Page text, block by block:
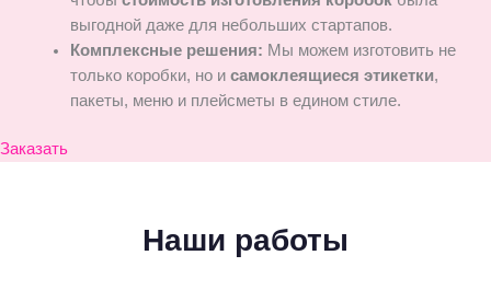
выгодной даже для небольших стартапов.
Комплексные решения: Мы можем изготовить не
только коробки, но и самоклеящиеся этикетки,
пакеты, меню и плейсметы в едином стиле.
Заказать
Наши работы